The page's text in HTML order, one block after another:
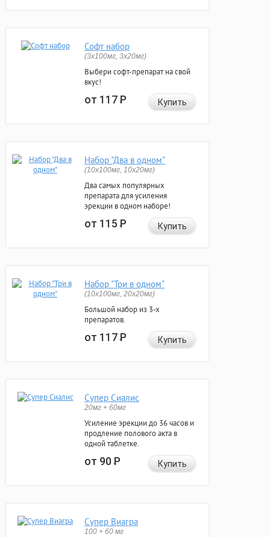
Софт набор
(3x100мг, 3x20мг)
Выбери софт-препарат на свой
вкус!
от 117Р Купить
Набор "Два в одном"
(10x100мг, 10x20мг)
Два самых популярных
препарата для усиления
эрекции в одном наборе!
от 115Р Купить
Набор "Три в одном"
(10x100мг, 20x20мг)
Большой набор из 3-х
препаратов.
от 117Р Купить
Супер Сиалис
20мг + 60мг
Усиление эрекции до 36 часов и
продление полового акта в
одной таблетке.
от 90Р Купить
Супер Виагра
100 + 60 мг